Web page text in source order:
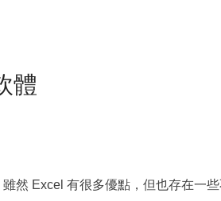
體
然 Excel 有很多優點，但也存在一